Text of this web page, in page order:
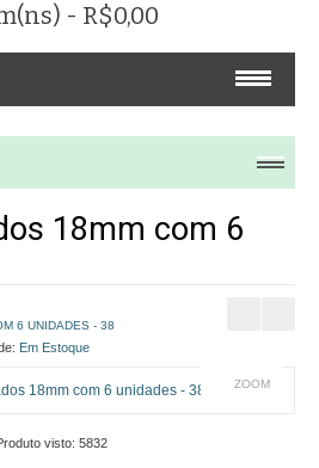
- R$0,00
18mm com 6
6 UNIDADES - 38
Em Estoque
ZOOM
visto: 5832